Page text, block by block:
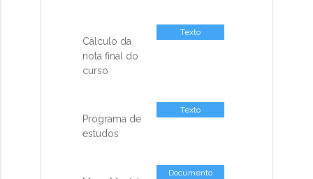
Cálculo da
nota final do
curso
Texto
Programa de
estudos
Texto
Documento